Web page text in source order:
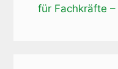
für Fachkräfte –